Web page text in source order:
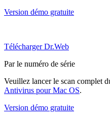
Version démo gratuite
Télécharger Dr.Web
Par le numéro de série
Veuillez lancer le scan complet
Antivirus pour Mac OS.
Version démo gratuite